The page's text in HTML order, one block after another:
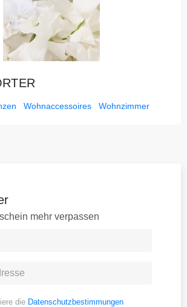
Wohnaccessoires Wohnzimmer
mehr verpassen
die Datenschutzbestimmungen